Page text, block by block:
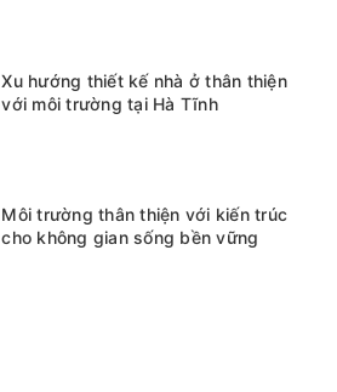
Xu hướng thiết kế nhà ở thân thiện
với môi trường tại Hà Tĩnh
Môi trường thân thiện với kiến trúc
cho không gian sống bền vững